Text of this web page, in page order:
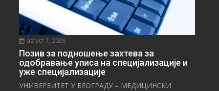
август 7, 2026
Позив за подношење захтева за
одобравање уписа на специјализације и
уже специјализације
УНИВЕРЗИТЕТ У БЕОГРАДУ – МЕДИЦИНСКИ